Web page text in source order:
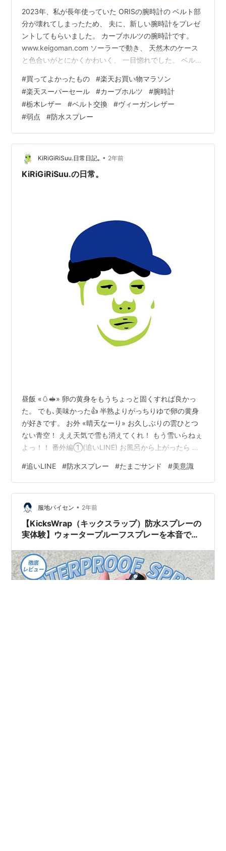
2023年、私が長年使っていた ORISの腕時計の ベルト部
分が壊れてしまったため、 夫に、新しい腕時計をプレゼ
ントしてもらいました。 カーブホルツの腕時計です。
www.keigoman.com ソーラーで動き、 天然木のケース
と色合いがとにかくかわいく、 一目惚れでした。 ベルト
ます。 ヴィーガンレザーというものを 今まで知らなかっ
たのですが、 特に気にせず毎日使っていました。 です
が、使い始めて１年８ヶ月。 アップにしてみると、 かな
りぼろぼろです。 ヴィーガンレザーが、 こんなにも弱い
ものだとは知りませんでした。 ショックです。 一応…
#買ってよかったもの #楽天お買い物マラソン
#楽天スーパーセール #カーブホルツ #腕時計
#栃木レザー #ベルト交換 #ヴィーガンレザー
#弱点 #防水スプレー
KiRiGiRiSuu.日常日記｡ • 2年前
KiRiGiRiSuu.の日常。
昼飯 «🥚🥪» 卵の黄身をもうちょっと固くすれば良かっ
た。 でも､美味かった👍 半熟よりがっちりゆで卵の黄身
が好きです。 お外 «晴天なーり» お久しぶりの雲ひとつ
ない青空！ ええ天気で雪も消えてくれ！ もう雪いらねぇ
よっ！！ 番外編①(追いLINE) お風呂から上がったら 姪
安にさせち待って悪かったな。 この後､すまなかった
LINEした🥹 番外編② (フェイスパック) 兄ちゃんが ２０
２５年は美容に目覚めたらしく 正月来てそうそう 姉ちゃ
んから フェイスパック貰って､早速パックしてた。 自分
はコンシーラーをあげました✌️ さて､ツヤツ…
#追いLINE #防水スプレー #たまごサンド #美意識
服地パイセン • 2年前
【KicksWrap（キックスラップ）防水スプレーの
実体験】ウォータープルーフスプレーを本音でレ